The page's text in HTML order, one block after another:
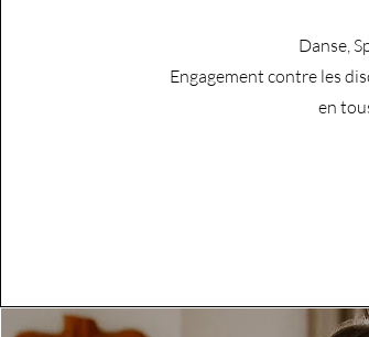
Danse,
Engagement contre les
en